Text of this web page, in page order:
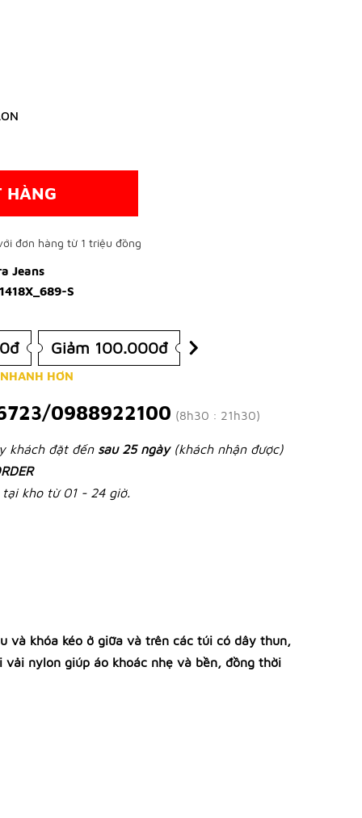
HÀNG
đơn hàng từ 1 triệu đồng
Jeans
S
Giảm 100.000đ
HƠN
0988922100 (8h30 : 21h30)
khách đặt đến sau 25 ngày (khách nhận được)
kho từ 01 - 24 giờ.
và khóa kéo ở giữa và trên các túi có dây thun,
nylon giúp áo khoác nhẹ và bền, đồng thời